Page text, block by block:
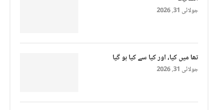
جولائی 31, 2026
تھا میں کیا، اور کیا سے کیا ہو گیا
جولائی 31, 2026